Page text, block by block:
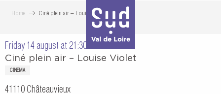
principal
Home Ciné plein air – Louise Violet
Friday 14 august at 21:30
Ciné plein air – Louise Violet
CINEMA
41110 Châteauvieux